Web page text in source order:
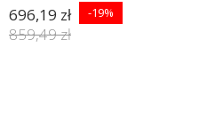
696,19 zł -19%
859,49 zł